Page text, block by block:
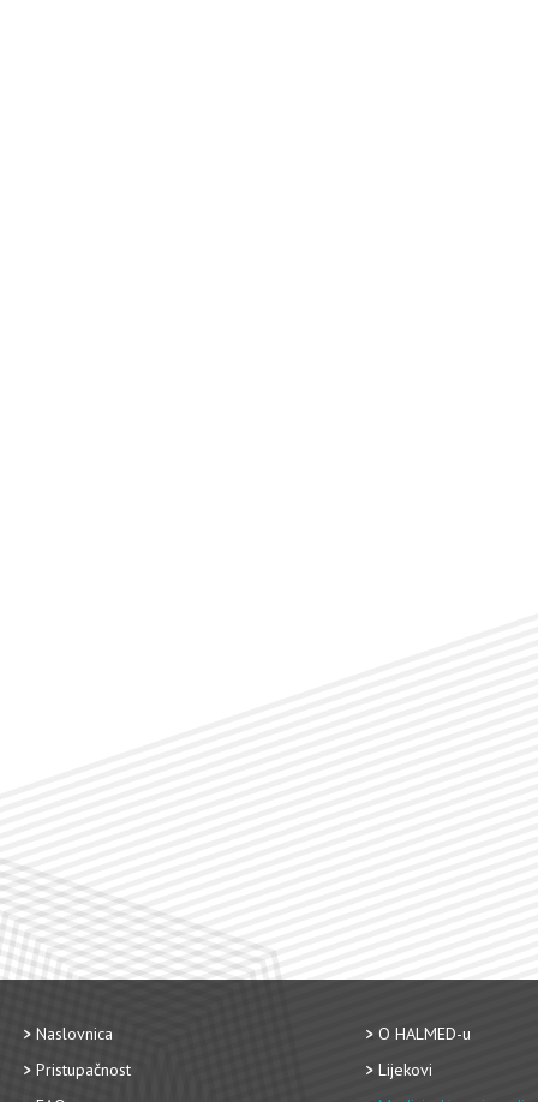
Naslovnica
Pristupačnost
O HALMED-u
Lijekovi